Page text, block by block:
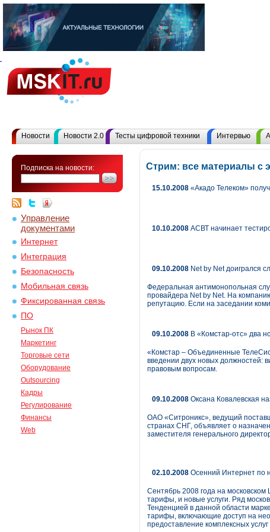
Новости Новости 2.0 Тесты цифровой техники Интервью
Подписка на новости:
Управление
документами
Интернет
Интеграция
Безопасность
Мобильная связь
Фиксированная связь
ПО
Рынок ПК
Маркетинг
Торговые сети
Оборудование
Outsourcing
Кадры
Регулирование
Финансы
Web
Стрим: все материалы с
15.10.2008 «Акадо Телеком»
10.10.2008 АСВТ начинает
09.10.2008 Net by Net доигрался
Федеральная антимонопольная
провайдера Net by Net. На
репутацию. Если на заседании
09.10.2008 В «Комстар-отс» два
«Комстар – Объединенные
введении двух новых должностей:
правовым вопросам.
09.10.2008 Оксана Ковалевская
ОАО «Ситроникс», ведущий
странах СНГ, объявляет о
заместителя генерального
02.10.2008 Осенний Интернет по
Сентябрь 2008 года на
тарифы, и новые услуги. Ряд
Тенденцией в данной области
тарифы, включающие доступ на
предоставление комплексных